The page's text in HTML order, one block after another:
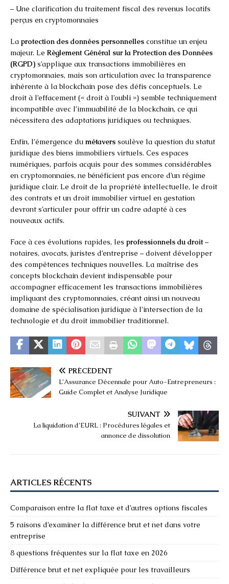
– Une clarification du traitement fiscal des revenus locatifs
perçus en cryptomonnaies
La protection des données personnelles constitue un enjeu
majeur. Le Règlement Général sur la Protection des Données
(RGPD) s’applique aux transactions immobilières en
cryptomonnaies, mais son articulation avec la transparence
inhérente à la blockchain pose des défis conceptuels. Le
droit à l’effacement (« droit à l’oubli ») semble techniquement
incompatible avec l’immuabilité de la blockchain, ce qui
nécessitera des adaptations juridiques ou techniques.
Enfin, l’émergence du métavers soulève la question du statut
juridique des biens immobiliers virtuels. Ces espaces
numériques, parfois acquis pour des sommes considérables
en cryptomonnaies, ne bénéficient pas encore d’un régime
juridique clair. Le droit de la propriété intellectuelle, le droit
des contrats et un droit immobilier virtuel en gestation
devront s’articuler pour offrir un cadre adapté à ces
nouveaux actifs.
Face à ces évolutions rapides, les professionnels du droit–
notaires, avocats, juristes d’entreprise – doivent développer
des compétences techniques nouvelles. La maîtrise des
concepts blockchain devient indispensable pour
accompagner efficacement les transactions immobilières
impliquant des cryptomonnaies, créant ainsi un nouveau
domaine de spécialisation juridique à l’intersection de la
technologie et du droit immobilier traditionnel.
PRÉCÉDENT
L’Assurance Décennale pour Auto-Entrepreneurs :
Guide Complet et Analyse Juridique
SUIVANT
La liquidation d’EURL : Procédures légales et
annonce de dissolution
ARTICLES RÉCENTS
Comparaison entre la flat taxe et d’autres options fiscales
5 raisons d’examiner la différence brut et net dans votre
entreprise
8 questions fréquentes sur la flat taxe en 2026
Différence brut et net expliquée pour les travailleurs